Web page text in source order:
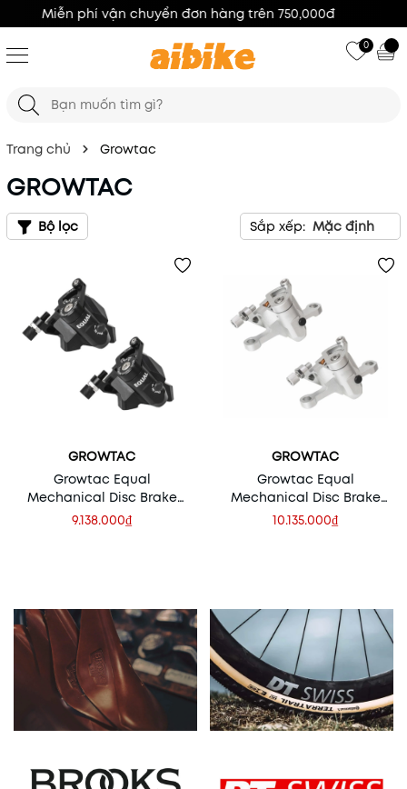
100% Hàng Chính Hãng
0
Trang chủ Growtac
GROWTAC
Bộ lọc Sắp xếp: Mặc định
GROWTAC
Growtac Equal
Mechanical Disc Brake
Caliper Set | Flat Mount
9.138.000₫
GROWTAC
Growtac Equal
Mechanical Disc Brake
Caliper Set | Post Mount
10.135.000₫